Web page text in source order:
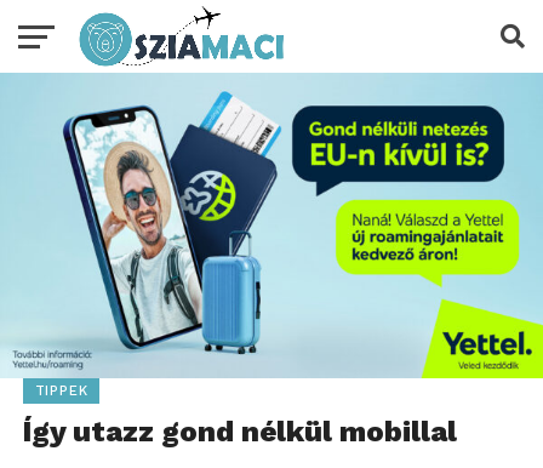
TIPPEK
Így utazz gond nélkül mobillal